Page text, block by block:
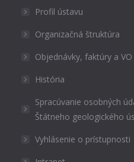
Profil ústavu
Organizačná štruktúra
Objednávky, faktúry a VO
História
Spracúvanie osobných
Štátneho geologického
Vyhlásenie o prístupnosti